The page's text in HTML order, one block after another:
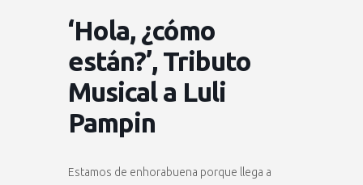
‘Hola, ¿cómo
están?’, Tributo
Musical a Luli
Pampin
Estamos de enhorabuena porque llega a